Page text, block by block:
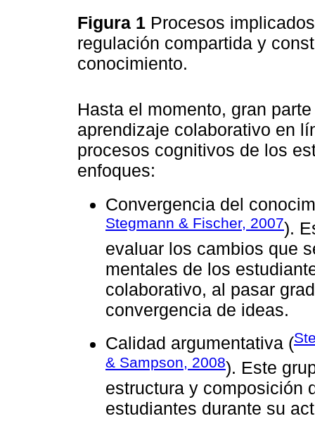
Figura 1 Procesos
regulación compartida y
conocimiento.
Hasta el momento, gran
aprendizaje colaborativo en
procesos cognitivos de los
enfoques:
Convergencia del
Stegmann & Fischer, 2007).
evaluar los cambios que
mentales de los
colaborativo, al pasar
convergencia de ideas.
Calidad argumentativa (
& Sampson, 2008). Este
estructura y composición
estudiantes durante su